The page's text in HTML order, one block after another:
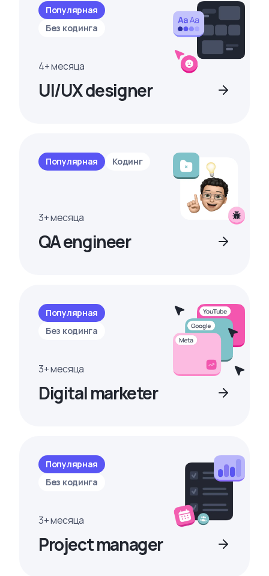
Популярная
Без кодинга
4+ месяца
UI/UX designer
Популярная Кодинг
3+ месяца
QA engineer
Популярная
Без кодинга
3+ месяца
Digital marketer
Популярная
Без кодинга
3+ месяца
Project manager